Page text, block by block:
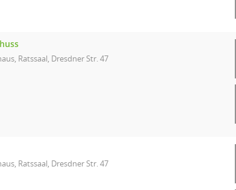
Ratssaal, Dresdner Str. 47
Ratssaal, Dresdner Str. 47